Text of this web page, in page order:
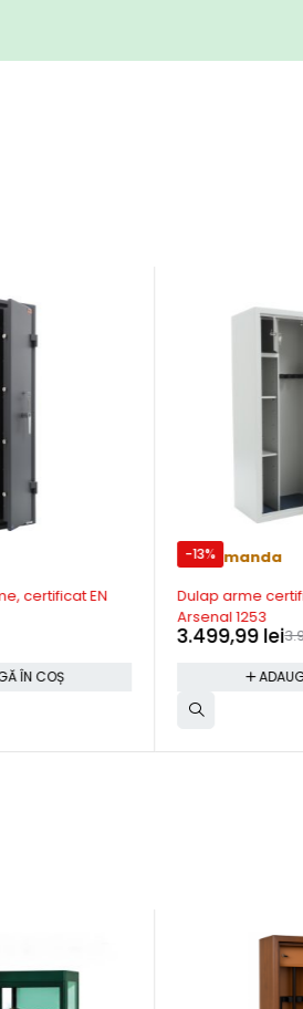
certificat EN
ÎN COȘ
-13%
Precomanda
Dulap arme
Arsenal 1253
3.499,99 lei